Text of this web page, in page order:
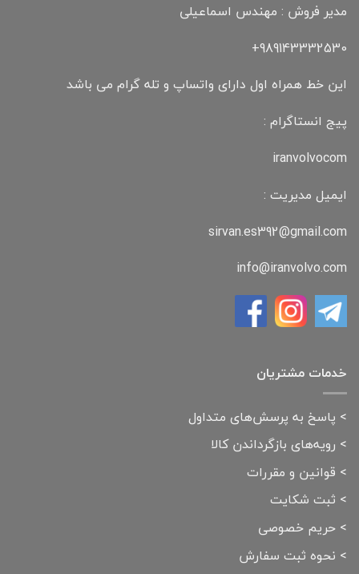
مدیر فروش : مهندس اسماعیلی
989143332530+
این خط همراه اول دارای واتساپ و تله گرام می باشد
پیج انستاگرام :
iranvolvocom
ایمیل مدیریت :
sirvan.es392@gmail.com
info@iranvolvo.com
خدمات مشتریان
> پاسخ به پرسش‌های متداول
> رویه‌های بازگرداندن کالا
> قوانین و مقررات
> ثبت شکایت
> حریم خصوصی
> نحوه ثبت سفارش